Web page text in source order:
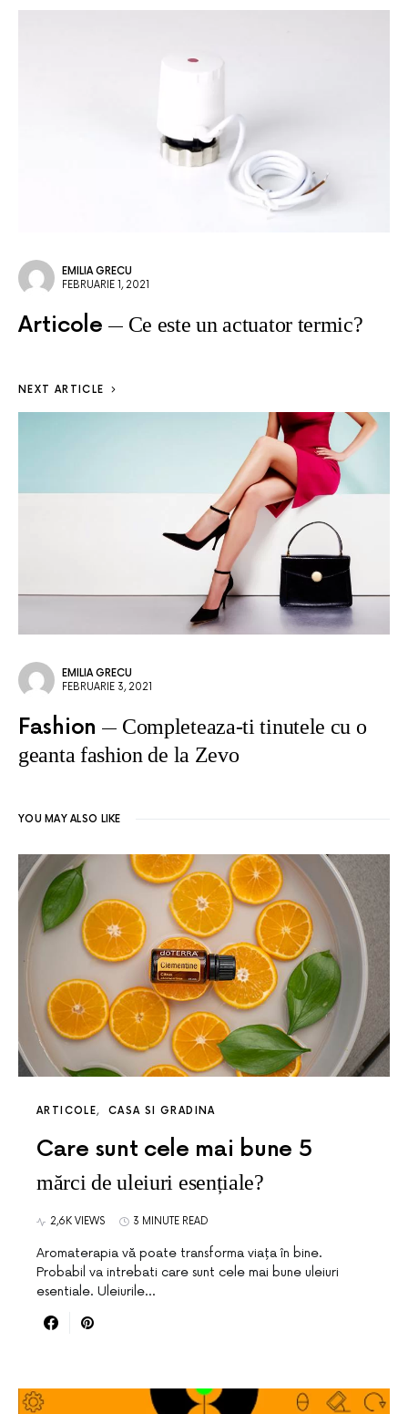
EMILIA GRECU
FEBRUARIE 1, 2021
Articole Ce este un actuator termic?
NEXT ARTICLE
EMILIA GRECU
FEBRUARIE 3, 2021
Fashion
Completeaza-ti tinutele cu o
geanta fashion de la Zevo
YOU MAY ALSO LIKE
ARTICOLE CASA SI GRADINA
Care sunt cele mai bune 5
mărci de uleiuri esențiale?
2,6K VIEWS 3 MINUTE READ
Aromaterapia vă poate transforma viața în bine.
Probabil va intrebati care sunt cele mai bune uleiuri
esentiale. Uleiurile…